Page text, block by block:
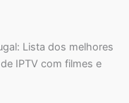
Lista dos melhores
IPTV com filmes e